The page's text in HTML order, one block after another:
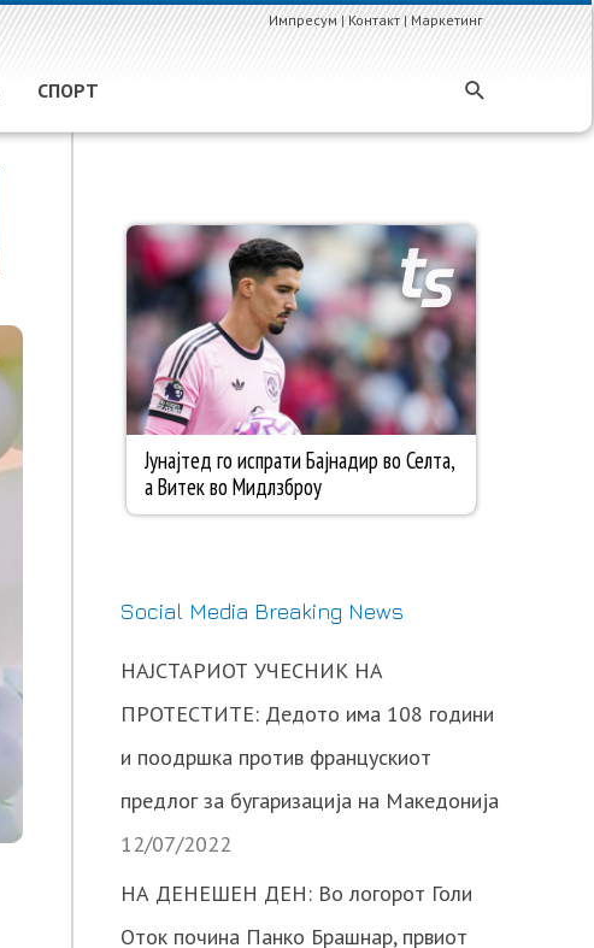
Импресум|Контакт|Маркетинг
СПОРТ
Social Media Breaking News
НАЈСТАРИОТ УЧЕСНИК НА
ПРОТЕСТИТЕ: Дедото има 108 години
и поодршка против францускиот
предлог за бугаризација на Македонија
12/07/2022
НА ДЕНЕШЕН ДЕН: Во логорот Голи
Оток почина Панко Брашнар, првиот